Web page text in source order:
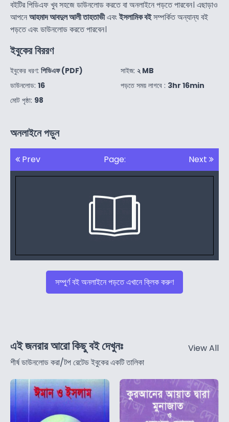
বইটির পিডিএফ খুব সহজে ডাউনলোড করতে বা অনলাইনে পড়তে পারবেন। এছাড়াও
আপনেআহমাদ আবদুল আলী তাহতাভীএবংইসলামিক বইসম্পর্কিত অন্যান্য বই
পড়তে এবং ডাউনলোড করতে পারবেন।
ইবুকের বিররণ
ইবুকের ধরণ: পিডিএফ (PDF)
ডাউনলোড: 16
মোট পৃষ্ঠা: 98
সাইজ: ২ MB
পড়তে সময় লাগবে : 3hr 16min
অনলাইনে পড়ুন
Prev Page: Next
সম্পুর্ণ বই অনলাইনে পড়তে এখানে ক্লিক করুণ
এই জনরার আরো কিছু বই দেখুনঃ
শীর্ষ ডাউনলোড করা/টপ রেটেড ইবুকের একটি তালিকা
View All